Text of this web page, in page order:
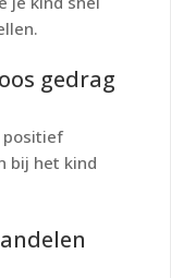
gedrag
positief
bij het kind